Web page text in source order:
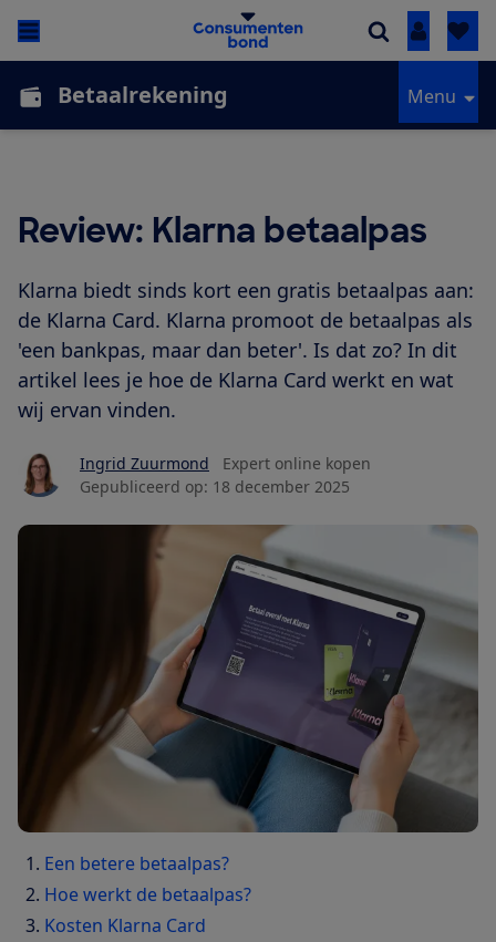
Inloggen
Betaalrekening Menu
Review: Klarna betaalpas
Klarna biedt sinds kort een gratis betaalpas aan:
de Klarna Card. Klarna promoot de betaalpas als
'een bankpas, maar dan beter'. Is dat zo? In dit
artikel lees je hoe de Klarna Card werkt en wat
wij ervan vinden.
Ingrid Zuurmond
Expert online kopen
Gepubliceerd op: 18 december 2025
Een betere betaalpas?
Hoe werkt de betaalpas?
Kosten Klarna Card